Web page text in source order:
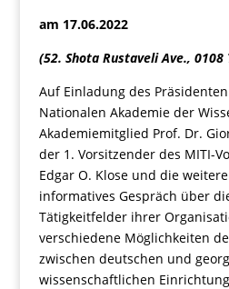
am 17.06.2022
(52. Shota Rustaveli Ave., 0108
Auf Einladung des
Nationalen Akademie der
Akademiemitglied Prof. Dr.
der 1. Vorsitzender des MITI-
Edgar O. Klose und die
informatives Gespräch über
Tätigkeitfelder ihrer
verschiedene Möglichkeiten
zwischen deutschen und
wissenschaftlichen